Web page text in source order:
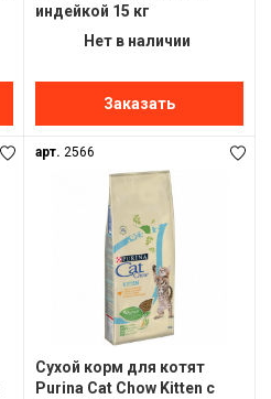
индейкой 15 кг
Нет в наличии
Заказать
арт. 2566
Сухой корм для котят
Purina Cat Chow Kitten с